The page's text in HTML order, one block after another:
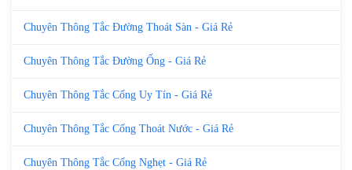
Chuyên Thông Tắc Đường Thoát Sàn - Giá Rẻ
Chuyên Thông Tắc Đường Ống - Giá Rẻ
Chuyên Thông Tắc Cống Uy Tín - Giá Rẻ
Chuyên Thông Tắc Cống Thoát Nước - Giá Rẻ
Chuyên Thông Tắc Cống Nghẹt - Giá Rẻ